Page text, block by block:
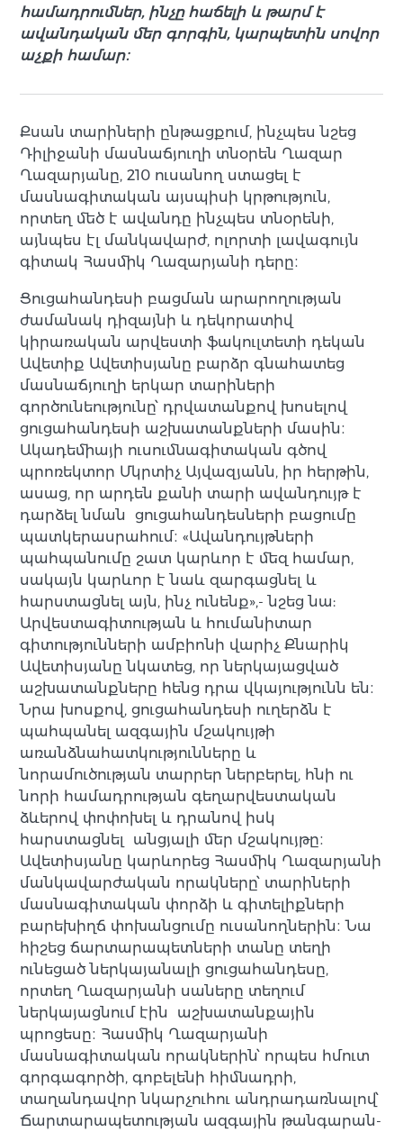
համադրումներ, ինչը հաճելի և թարմ է
ավանդական մեր գորգին, կարպետին սովոր
աչքի համար։
Քսան տարիների ընթացքում, ինչպես նշեց
Դիլիջանի մասնաճյուղի տնօրեն Ղազար
Ղազարյանը, 210 ուսանող ստացել է
մասնագիտական այսպիսի կրթություն,
որտեղ մեծ է ավանդը ինչպես տնօրենի,
այնպես էլ մանկավարժ, ոլորտի լավագույն
գիտակ Հասմիկ Ղազարյանի դերը։
Ցուցահանդեսի բացման արարողության
ժամանակ դիզայնի և դեկորատիվ
կիրառական արվեստի ֆակուլտետի դեկան
Ավետիք Ավետիսյանը բարձր գնահատեց
մասնաճյուղի երկար տարիների
գործունեությունը՝ դրվատանքով խոսելով
ցուցահանդեսի աշխատանքների մասին։
Ակադեմիայի ուսումնագիտական գծով
պրոռեկտոր Մկրտիչ Այվազյանն, իր հերթին,
ասաց, որ արդեն քանի տարի ավանդույթ է
դարձել նման ցուցահանդեսների բացումը
պատկերասրահում։ «Ավանդույթների
պահպանումը շատ կարևոր է մեզ համար,
սակայն կարևոր է նաև զարգացնել և
հարստացնել այն, ինչ ունենք»,- նշեց նա:
Արվեստագիտության և հումանիտար
գիտությունների ամբիոնի վարիչ Քնարիկ
Ավետիսյանը նկատեց, որ ներկայացված
աշխատանքները հենց դրա վկայությունն են։
Նրա խոսքով, ցուցահանդեսի ուղերձն է
պահպանել ազգային մշակույթի
առանձնահատկությունները և
նորամուծության տարրեր ներբերել, հնի ու
նորի համադրության գեղարվեստական
ձևերով փոփոխել և դրանով իսկ
հարստացնել անցյալի մեր մշակույթը։
Ավետիսյանը կարևորեց Հասմիկ Ղազարյանի
մանկավարժական որակները՝ տարիների
մասնագիտական փորձի և գիտելիքների
բարեխիղճ փոխանցումը ուսանողներին։ Նա
հիշեց ճարտարապետների տանը տեղի
ունեցած ներկայանալի ցուցահանդեսը,
որտեղ Ղազարյանի սաները տեղում
ներկայացնում էին աշխատանքային
պրոցեսը։ Հասմիկ Ղազարյանի
մասնագիտական որակներին՝ որպես հմուտ
գորգագործի, գոբելենի հիմնադրի,
տաղանդավոր նկարչուհու անդրադառնալով՝
Ճարտարապետության ազգային թանգարան-